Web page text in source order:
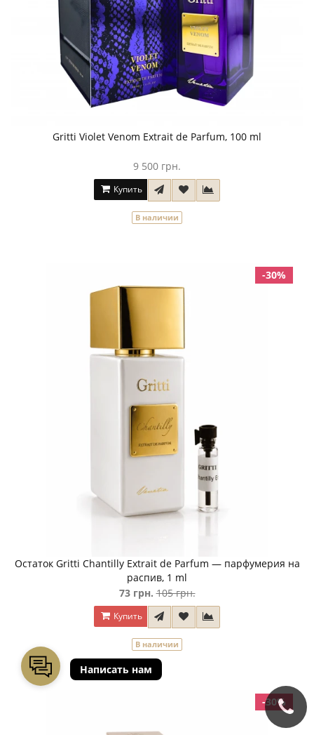
Gritti Violet Venom Extrait de Parfum, 100 ml
9 500 грн.
Купить
В наличии
-30%
Остаток Gritti Chantilly Extrait de Parfum — парфумерия на
распив, 1 ml
73 грн. 105 грн.
Купить
В наличии
-30%